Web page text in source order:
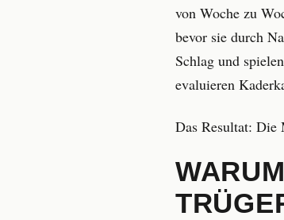
von Woche zu
bevor sie durch
Schlag und
evaluieren
Das Resultat: Die